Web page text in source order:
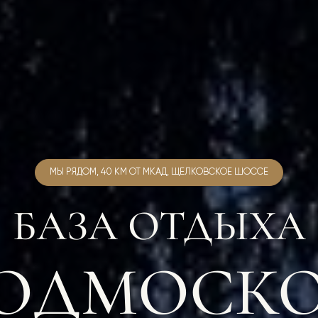
МЫ РЯДОМ, 40 КМ ОТ МКАД, ЩЕЛКОВСКОЕ ШОССЕ
БАЗА ОТДЫХА